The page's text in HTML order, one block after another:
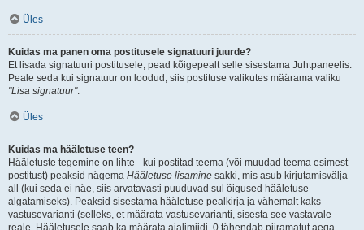
Üles
Kuidas ma panen oma postitusele signatuuri juurde?
Et lisada signatuuri postitusele, pead kõigepealt selle sisestama Juhtpaneelis.
Peale seda kui signatuur on loodud, siis postituse valikutes määrama valiku
"Lisa signatuur".
Üles
Kuidas ma hääletuse teen?
Hääletuste tegemine on lihte - kui postitad teema (või muudad teema esimest
postitust) peaksid nägema Hääletuse lisamine sakki, mis asub kirjutamisvälja
all (kui seda ei näe, siis arvatavasti puuduvad sul õigused hääletuse
algatamiseks). Peaksid sisestama hääletuse pealkirja ja vähemalt kaks
vastusevarianti (selleks, et määrata vastusevarianti, sisesta see vastavale
reale. Hääletusele saab ka määrata ajalimiidi, 0 tähendab piiramatut aega.